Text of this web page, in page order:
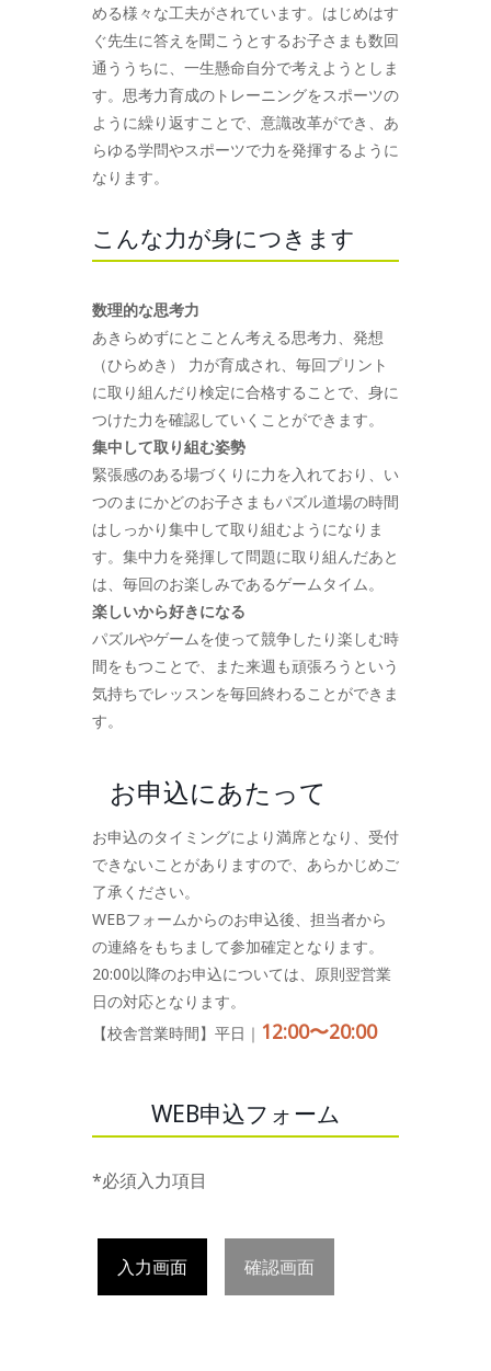
める様々な工夫がされています。はじめはす
ぐ先生に答えを聞こうとするお子さまも数回
通ううちに、一生懸命自分で考えようとしま
す。思考力育成のトレーニングをスポーツの
ように繰り返すことで、意識改革ができ、あ
らゆる学問やスポーツで力を発揮するように
なります。
こんな力が身につきます
数理的な思考力
あきらめずにとことん考える思考力、発想
（ひらめき） 力が育成され、毎回プリント
に取り組んだり検定に合格することで、身に
つけた力を確認していくことができます。
集中して取り組む姿勢
緊張感のある場づくりに力を入れており、い
つのまにかどのお子さまもパズル道場の時間
はしっかり集中して取り組むようになりま
す。集中力を発揮して問題に取り組んだあと
は、毎回のお楽しみであるゲームタイム。
楽しいから好きになる
パズルやゲームを使って競争したり楽しむ時
間をもつことで、また来週も頑張ろうという
気持ちでレッスンを毎回終わることができま
す。
お申込にあたって
お申込のタイミングにより満席となり、受付
できないことがありますので、あらかじめご
了承ください。
WEBフォームからのお申込後、担当者から
の連絡をもちまして参加確定となります。
20:00以降のお申込については、原則翌営業
日の対応となります。
【校舎営業時間】平日｜ 12:00〜20:00
WEB申込フォーム
*必須入力項目
入力画面 確認画面